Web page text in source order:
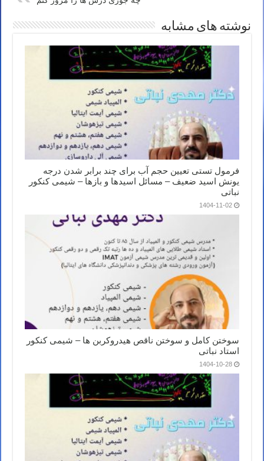
نوشته های مشابه
فرمول تستی تعیین حجم آب برای چند برابر شدن درجه
یونش اسید ضعیف – مسائل اسیدها و بازها – شیمی کنکور
نباتی
1404-11-02
سوختن کامل و سوختن ناقص هیدروکربن ها – شیمی کنکور
استاد نباتی
1404-10-28